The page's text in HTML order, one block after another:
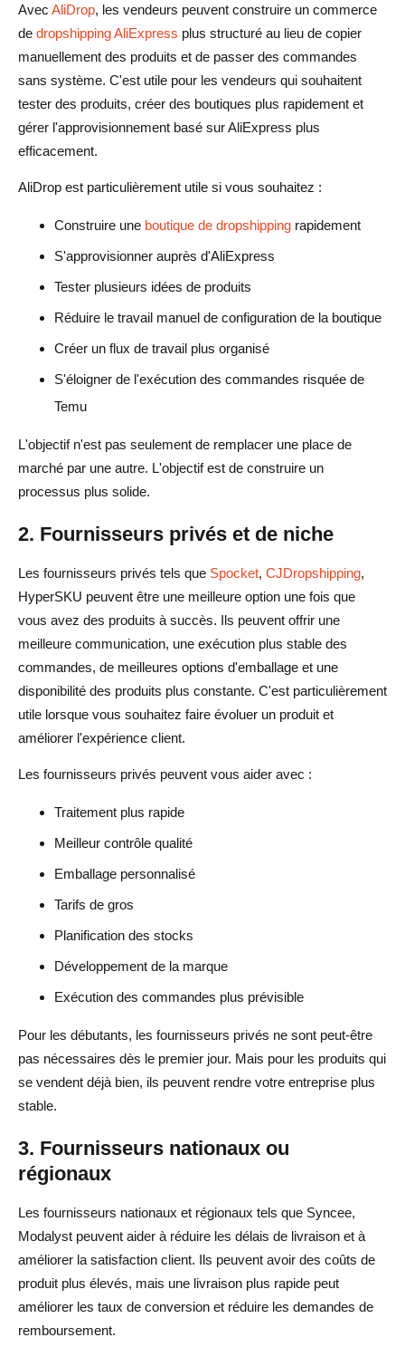
Avec AliDrop, les vendeurs peuvent construire un commerce
de dropshipping AliExpress plus structuré au lieu de copier
manuellement des produits et de passer des commandes
sans système. C'est utile pour les vendeurs qui souhaitent
tester des produits, créer des boutiques plus rapidement et
gérer l'approvisionnement basé sur AliExpress plus
efficacement.
AliDrop est particulièrement utile si vous souhaitez :
Construire une boutique de dropshipping rapidement
S'approvisionner auprès d'AliExpress
Tester plusieurs idées de produits
Réduire le travail manuel de configuration de la boutique
Créer un flux de travail plus organisé
S'éloigner de l'exécution des commandes risquée de
Temu
L'objectif n'est pas seulement de remplacer une place de
marché par une autre. L'objectif est de construire un
processus plus solide.
2. Fournisseurs privés et de niche
Les fournisseurs privés tels que Spocket, CJDropshipping,
HyperSKU peuvent être une meilleure option une fois que
vous avez des produits à succès. Ils peuvent offrir une
meilleure communication, une exécution plus stable des
commandes, de meilleures options d'emballage et une
disponibilité des produits plus constante. C'est particulièrement
utile lorsque vous souhaitez faire évoluer un produit et
améliorer l'expérience client.
Les fournisseurs privés peuvent vous aider avec :
Traitement plus rapide
Meilleur contrôle qualité
Emballage personnalisé
Tarifs de gros
Planification des stocks
Développement de la marque
Exécution des commandes plus prévisible
Pour les débutants, les fournisseurs privés ne sont peut-être
pas nécessaires dès le premier jour. Mais pour les produits qui
se vendent déjà bien, ils peuvent rendre votre entreprise plus
stable.
3. Fournisseurs nationaux ou
régionaux
Les fournisseurs nationaux et régionaux tels que Syncee,
Modalyst peuvent aider à réduire les délais de livraison et à
améliorer la satisfaction client. Ils peuvent avoir des coûts de
produit plus élevés, mais une livraison plus rapide peut
améliorer les taux de conversion et réduire les demandes de
remboursement.